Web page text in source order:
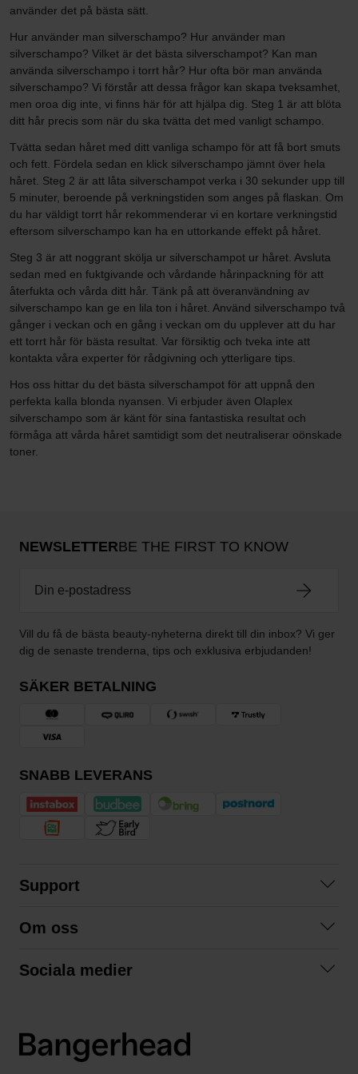
använder det på bästa sätt.
Hur använder man silverschampo? Hur använder man
silverschampo? Vilket är det bästa silverschampot? Kan man
använda silverschampo i torrt hår? Hur ofta bör man använda
silverschampo? Vi förstår att dessa frågor kan skapa tveksamhet,
men oroa dig inte, vi finns här för att hjälpa dig. Steg 1 är att blöta
ditt hår precis som när du ska tvätta det med vanligt schampo.
Tvätta sedan håret med ditt vanliga schampo för att få bort smuts
och fett. Fördela sedan en klick silverschampo jämnt över hela
håret. Steg 2 är att låta silverschampot verka i 30 sekunder upp till
5 minuter, beroende på verkningstiden som anges på flaskan. Om
du har väldigt torrt hår rekommenderar vi en kortare verkningstid
eftersom silverschampo kan ha en uttorkande effekt på håret.
Steg 3 är att noggrant skölja ur silverschampot ur håret. Avsluta
sedan med en fuktgivande och vårdande hårinpackning för att
återfukta och vårda ditt hår. Tänk på att överanvändning av
silverschampo kan ge en lila ton i håret. Använd silverschampo två
gånger i veckan och en gång i veckan om du upplever att du har
ett torrt hår för bästa resultat. Var försiktig och tveka inte att
kontakta våra experter för rådgivning och ytterligare tips.
Hos oss hittar du det bästa silverschampot för att uppnå den
perfekta kalla blonda nyansen. Vi erbjuder även Olaplex
silverschampo som är känt för sina fantastiska resultat och
förmåga att vårda håret samtidigt som det neutraliserar oönskade
toner.
NEWSLETTERBE THE FIRST TO KNOW
Vill du få de bästa beauty-nyheterna direkt till din inbox? Vi ger
dig de senaste trenderna, tips och exklusiva erbjudanden!
SÄKER BETALNING
SNABB LEVERANS
Support
Köpvillkor
Om oss
Våra fraktalternativ
Sociala medier
LinkedIn